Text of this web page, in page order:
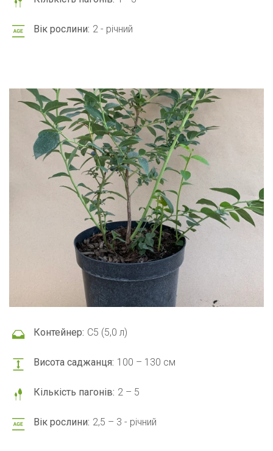
Вік рослини: 2 - річний
Контейнер: С5 (5,0 л)
Висота саджанця: 100 – 130 см
Кількість пагонів: 2 – 5
Вік рослини: 2,5 – 3 - річний